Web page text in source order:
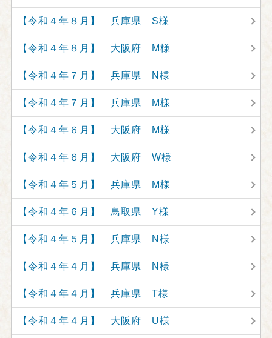
【令和４年８月】 兵庫県 S様
【令和４年８月】 大阪府 M様
【令和４年７月】 兵庫県 N様
【令和４年７月】 兵庫県 M様
【令和４年６月】 大阪府 M様
【令和４年６月】 大阪府 W様
【令和４年５月】 兵庫県 M様
【令和４年６月】 鳥取県 Y様
【令和４年５月】 兵庫県 N様
【令和４年４月】 兵庫県 N様
【令和４年４月】 兵庫県 T様
【令和４年４月】 大阪府 U様